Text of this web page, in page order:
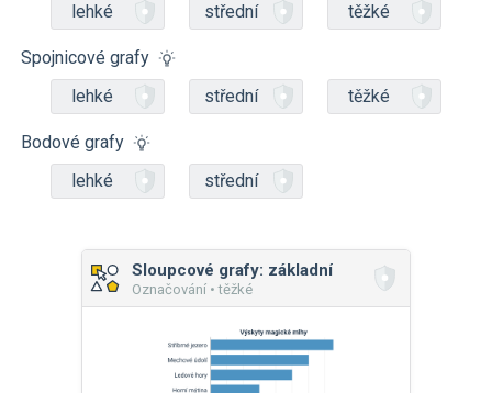
lehké
střední těžké
Spojnicové grafy
lehké
střední těžké
Bodové grafy
lehké
střední
Sloupcové grafy: základní
Označování • těžké